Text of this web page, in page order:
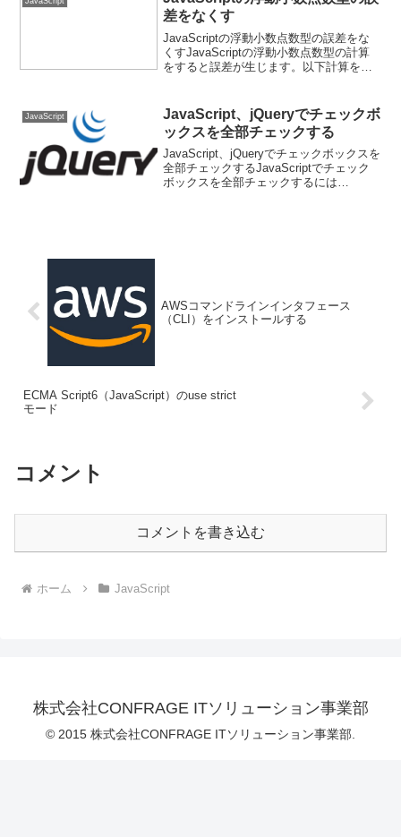
差をなくす
JavaScriptの浮動小数点数型の誤差をな
くすJavaScriptの浮動小数点数型の計算
をすると誤差が生じます。以下計算をし
JavaScript
JavaScript、jQueryでチェックボ
ックスを全部チェックする
JavaScript、jQueryでチェックボックスを
全部チェックするJavaScriptでチェック
ボックスを全部チェックするには
AWSコマンドラインインタフェース
（CLI）をインストールする
ECMA Script6（JavaScript）のuse strict
モード
コメント
コメントを書き込む
ホーム JavaScript
株式会社CONFRAGE ITソリューション事業部
© 2015 株式会社CONFRAGE ITソリューション事業部.